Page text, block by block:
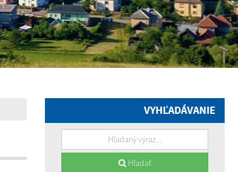
VYHĽADÁVANIE
Hľadať